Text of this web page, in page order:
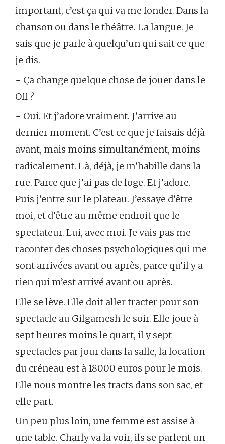
important, c’est ça qui va me fonder. Dans la
chanson ou dans le théâtre. La langue. Je
sais que je parle à quelqu’un qui sait ce que
je dis.
− Ça change quelque chose de jouer dans le
Off ?
− Oui. Et j’adore vraiment. J’arrive au
dernier moment. C’est ce que je faisais déjà
avant, mais moins simultanément, moins
radicalement. Là, déjà, je m’habille dans la
rue. Parce que j’ai pas de loge. Et j’adore.
Puis j’entre sur le plateau. J’essaye d’être
moi, et d’être au même endroit que le
spectateur. Lui, avec moi. Je vais pas me
raconter des choses psychologiques qui me
sont arrivées avant ou après, parce qu’il y a
rien qui m’est arrivé avant ou après.
Elle se lève. Elle doit aller tracter pour son
spectacle au Gilgamesh le soir. Elle joue à
sept heures moins le quart, il y sept
spectacles par jour dans la salle, la location
du créneau est à 18000 euros pour le mois.
Elle nous montre les tracts dans son sac, et
elle part.
Un peu plus loin, une femme est assise à
une table. Charly va la voir, ils se parlent un